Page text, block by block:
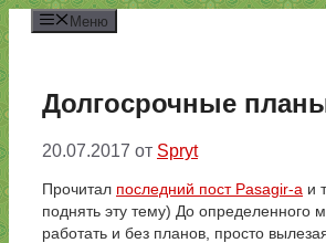
Перейти
к
содержимому
Меню
Долгосрочные
20.07.2017 от Spryt
Прочитал последний пост Pasagir-а и
поднять эту тему) До определенного
работать и без планов, просто